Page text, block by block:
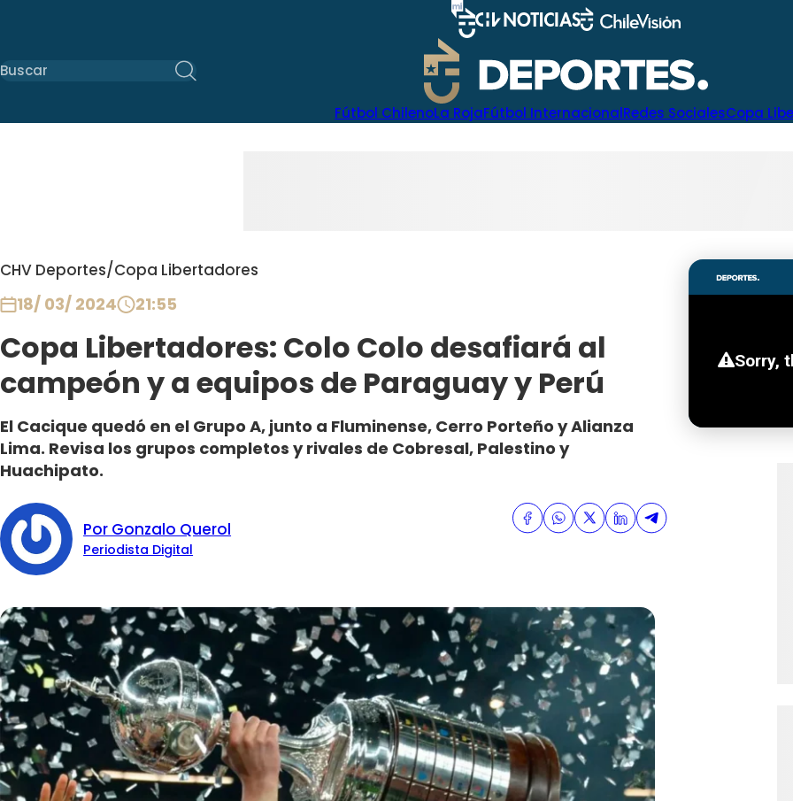
Fútbol ChilenoLa RojaFútbol InternacionalRedes SocialesCopa
CHV Deportes/Copa Libertadores
18/ 03/ 2024 21:55
Copa Libertadores: Colo Colo desafiará al
campeón y a equipos de Paraguay y Perú
El Cacique quedó en el Grupo A, junto a Fluminense, Cerro Porteño y Alianza
Lima. Revisa los grupos completos y rivales de Cobresal, Palestino y
Huachipato.
Por Gonzalo Querol
Periodista Digital